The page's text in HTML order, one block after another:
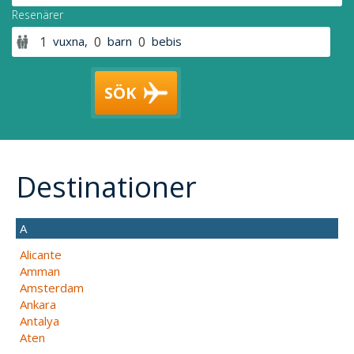
Resenärer
vuxna, barn bebis
SÖK
Destinationer
A
Alicante
Amman
Amsterdam
Ankara
Antalya
Aten